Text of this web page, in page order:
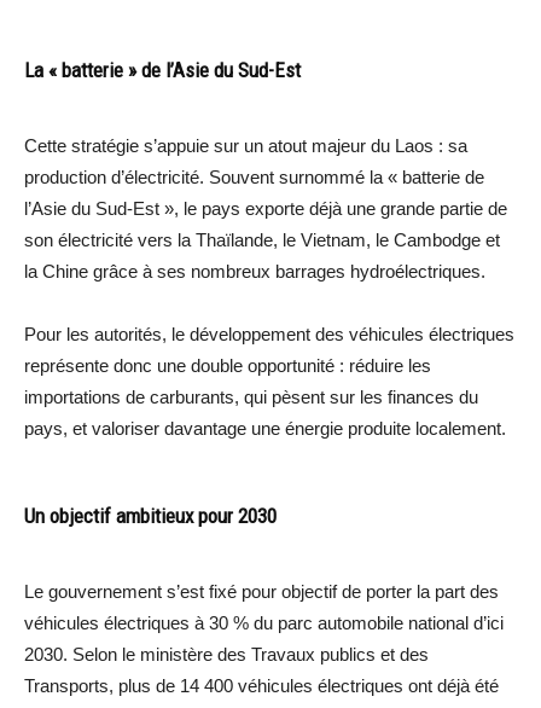
La « batterie » de l’Asie du Sud-Est
Cette stratégie s’appuie sur un atout majeur du Laos : sa
production d’électricité. Souvent surnommé la « batterie de
l’Asie du Sud-Est », le pays exporte déjà une grande partie de
son électricité vers la Thaïlande, le Vietnam, le Cambodge et
la Chine grâce à ses nombreux barrages hydroélectriques.
Pour les autorités, le développement des véhicules électriques
représente donc une double opportunité : réduire les
importations de carburants, qui pèsent sur les finances du
pays, et valoriser davantage une énergie produite localement.
Un objectif ambitieux pour 2030
Le gouvernement s’est fixé pour objectif de porter la part des
véhicules électriques à 30 % du parc automobile national d’ici
2030. Selon le ministère des Travaux publics et des
Transports, plus de 14 400 véhicules électriques ont déjà été